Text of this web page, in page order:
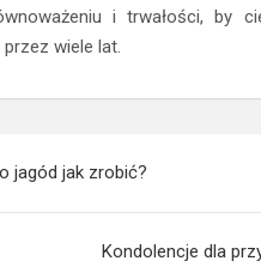
i trwałości, by
wiele lat.
jagód jak zrobić?
Kondolencje dla